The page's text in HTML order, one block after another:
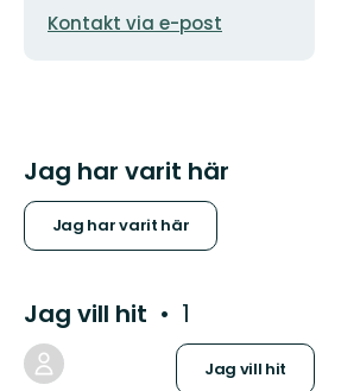
E-
Kontakt via e-post
Jag har varit här
Jag har varit här
Jag vill hit 1
Jag vill hit